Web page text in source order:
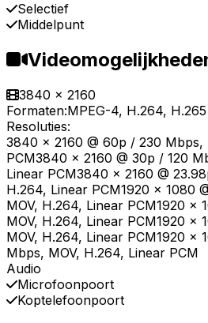
Selectief
Middelpunt
3840 x 2160
Formaten:MPEG-4, H.264, H.265
Resoluties:
3840 x 2160 @ 60p / 230 Mbps,
PCM3840 x 2160 @ 30p / 120
Linear PCM3840 x 2160 @
H.264, Linear PCM1920 x 1080
MOV, H.264, Linear PCM1920 x
MOV, H.264, Linear PCM1920 x
MOV, H.264, Linear PCM1920 x
Mbps, MOV, H.264, Linear PCM
Audio
Microfoonpoort
Koptelefoonpoort